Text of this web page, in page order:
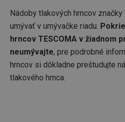
Nádoby tlakových hrncov značky
umývať v umývačke riadu.
hrncov TESCOMA v žiadnom
neumývajte, pre podrobné
hrncov si dôkladne preštudujte
tlakového hrnca.